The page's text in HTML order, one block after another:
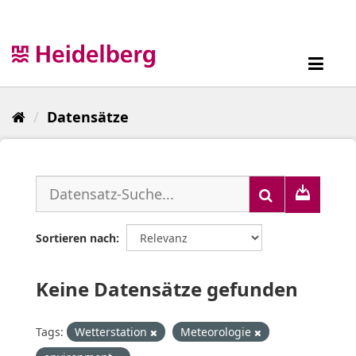
Datensätze
Sortieren nach
Keine Datensätze gefunden
Tags: Wetterstation
Meteorologie